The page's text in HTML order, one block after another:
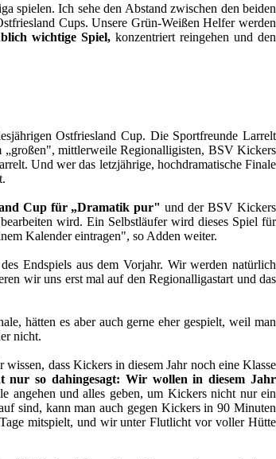
spielen. Ich sehe den Abstand zwischen den beiden
Cups. Unsere Grün-Weißen Helfer werden
wichtige Spiel, konzentriert reingehen und den
Ostfriesland Cup. Die Sportfreunde Larrelt
„großen", mittlerweile Regionalligisten, BSV Kickers
Und wer das letzjährige, hochdramatische Finale
Cup für „Dramatik pur" und der BSV Kickers
wird. Ein Selbstläufer wird dieses Spiel für
Kalender eintragen", so Adden weiter.
Endspiels aus dem Vorjahr. Wir werden natürlich
wir uns erst mal auf den Regionalligastart und das
hätten es aber auch gerne eher gespielt, weil man
nicht.
dass Kickers in diesem Jahr noch eine Klasse
nur so dahingesagt: Wir wollen in diesem Jahr
angehen und alles geben, um Kickers nicht nur ein
sind, kann man auch gegen Kickers in 90 Minuten
mitspielt, und wir unter Flutlicht vor voller Hütte